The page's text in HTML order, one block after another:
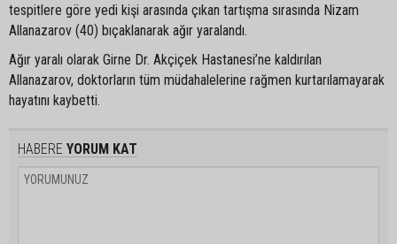
tespitlere göre yedi kişi arasında çıkan tartışma sırasında Nizam
Allanazarov (40) bıçaklanarak ağır yaralandı.
Ağır yaralı olarak Girne Dr. Akçiçek Hastanesi’ne kaldırılan
Allanazarov, doktorların tüm müdahalelerine rağmen kurtarılamayarak
hayatını kaybetti.
HABERE YORUM KAT